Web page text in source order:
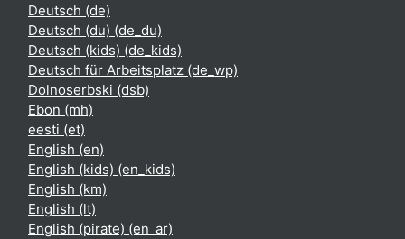
Deutsch ‎(de)‎
Deutsch (du) ‎(de_du)‎
Deutsch (kids) ‎(de_kids)‎
Deutsch für Arbeitsplatz ‎(de_wp)‎
Dolnoserbski ‎(dsb)‎
Ebon ‎(mh)‎
eesti ‎(et)‎
English ‎(en)‎
English (kids) ‎(en_kids)‎
English ‎(km)‎
English ‎(lt)‎
English (pirate) ‎(en_ar)‎